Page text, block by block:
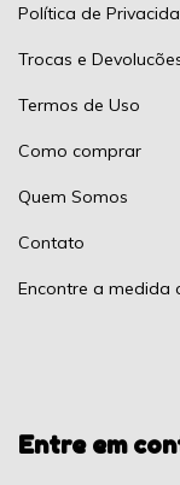
Política de
Trocas e
Termos de Uso
Como comprar
Quem Somos
Contato
Encontre a medida
Entre em